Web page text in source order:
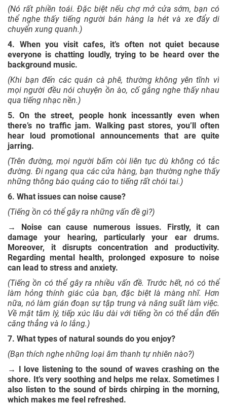
23 Murder of crows Noun Nhóm quạ
24 To unwind Verb Thư giãn
25 To backfire Verb
dụng
26 To rev Verb
động cơ
27
Khởi động
28 Siren Noun
Còi báo
động
29 To chatter away
Phrasal
30 High-pitched Adjective Cao giọng
31 Persistent Adjective
32 Soundproofing Noun Cách âm
33 Tolerance
Chấp nhận
34 To blare Verb
Âm thanh
35 To scream Verb Hét lên
(Nó rất phiền toái. Đặc biệt nếu chợ mở cửa sớm, bạn có
thể nghe thấy tiếng người bán hàng la hét và xe đẩy di
chuyển xung quanh.)
4. When you visit cafes, it’s often not quiet because
everyone is chatting loudly, trying to be heard over the
background music.
(Khi bạn đến các quán cà phê, thường không yên tĩnh vì
mọi người đều nói chuyện ồn ào, cố gắng nghe thấy nhau
qua tiếng nhạc nền.)
5. On the street, people honk incessantly even when
there’s no traffic jam. Walking past stores, you’ll often
hear loud promotional announcements that are quite
jarring.
(Trên đường, mọi người bấm còi liên tục dù không có tắc
đường. Đi ngang qua các cửa hàng, bạn thường nghe thấy
những thông báo quảng cáo to tiếng rất chói tai.)
6. What issues can noise cause?
(Tiếng ồn có thể gây ra những vấn đề gì?)
→ Noise can cause numerous issues. Firstly, it can
damage your hearing, particularly your ear drums.
Moreover, it disrupts concentration and productivity.
Regarding mental health, prolonged exposure to noise
can lead to stress and anxiety.
(Tiếng ồn có thể gây ra nhiều vấn đề. Trước hết, nó có thể
làm hỏng thính giác của bạn, đặc biệt là màng nhĩ. Hơn
nữa, nó làm gián đoạn sự tập trung và năng suất làm việc.
Về mặt tâm lý, tiếp xúc lâu dài với tiếng ồn có thể dẫn đến
căng thẳng và lo lắng.)
7. What types of natural sounds do you enjoy?
(Bạn thích nghe những loại âm thanh tự nhiên nào?)
→ I love listening to the sound of waves crashing on the
shore. It’s very soothing and helps me relax. Sometimes I
also listen to the sound of birds chirping in the morning,
which makes me feel refreshed.